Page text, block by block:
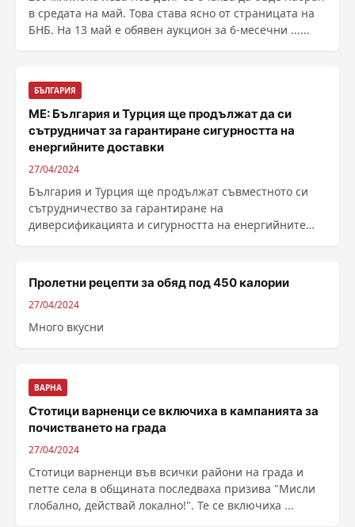
в средата на май. Това става ясно от страницата на
БНБ. На 13 май е обявен аукцион за 6-месечни ......
БЪЛГАРИЯ
МЕ: България и Турция ще продължат да си
сътрудничат за гарантиране сигурността на
енергийните доставки
27/04/2024
България и Турция ще продължат съвместното си
сътрудничество за гарантиране на
диверсификацията и сигурността на енергийните
Пролетни рецепти за обяд под 450 калории
27/04/2024
Много вкусни
ВАРНА
Стотици варненци се включиха в кампанията за
почистването на града
27/04/2024
Стотици варненци във всички райони на града и
петте села в общината последваха призива "Мисли
глобално, действай локално!". Те се включиха ...